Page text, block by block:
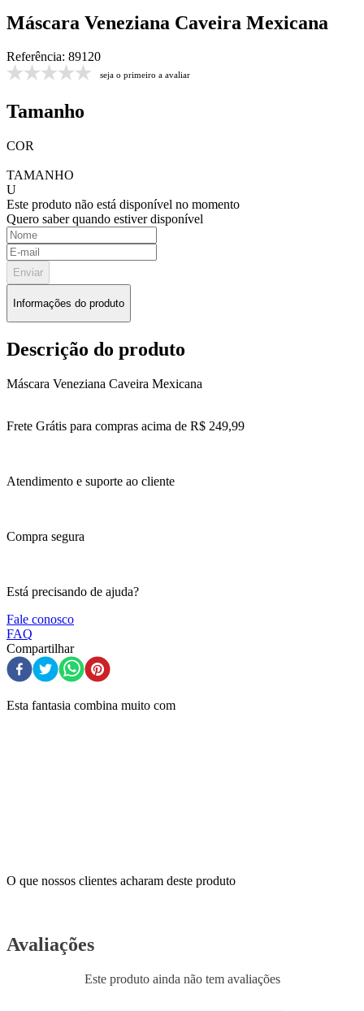
Máscara Veneziana Caveira Mexicana
Referência: 89120
seja o primeiro a avaliar
Tamanho
COR
TAMANHO
U
Este produto não está disponível no momento
Quero saber quando estiver disponível
Enviar
Informações do produto
Descrição do produto
Máscara Veneziana Caveira Mexicana
Frete Grátis para compras acima de R$ 249,99
Atendimento e suporte ao cliente
Compra segura
Está precisando de ajuda?
Fale conosco
FAQ
Compartilhar
Esta fantasia combina muito com
O que nossos clientes acharam deste produto
Avaliações
Este produto ainda não tem avaliações